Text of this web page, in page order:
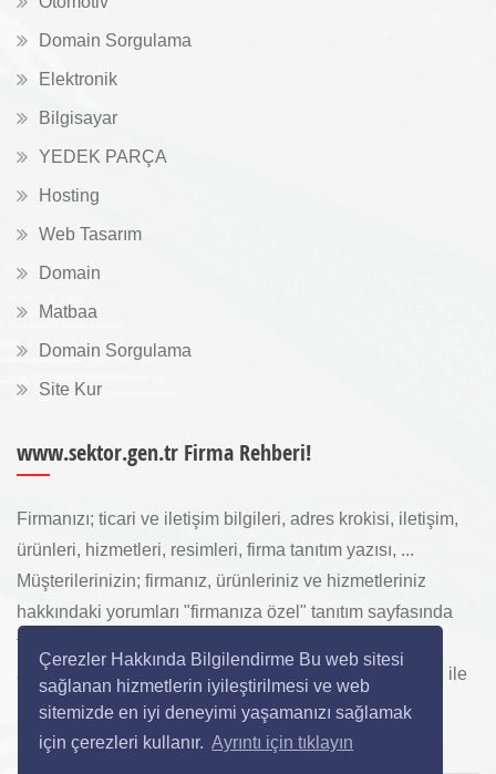
Çerezler Hakkında Bilgilendirme Bu web sitesi
sağlanan hizmetlerin iyileştirilmesi ve web
sitemizde en iyi deneyimi yaşamanızı sağlamak
için çerezleri kullanır. Ayrıntı için tıklayın
Domain Sorgulama
Elektronik
Bilgisayar
YEDEK PARÇA
Hosting
Web Tasarım
Domain
Matbaa
Domain Sorgulama
Site Kur
www.sektor.gen.tr Firma Rehberi!
Firmanızı; ticari ve iletişim bilgileri, adres krokisi, iletişim,
ürünleri, hizmetleri, resimleri, firma tanıtım yazısı, ...
Müşterilerinizin; firmanız, ürünleriniz ve hizmetleriniz
hakkındaki yorumları "firmanıza özel" tanıtım sayfasında
toplanarak ürünlerinizi, hizmetlerinizi, internette "sizi
arayan" yeni müşterilerinize www.sektor.gen.tr aracılığı ile
ücretsiz gösterilir.